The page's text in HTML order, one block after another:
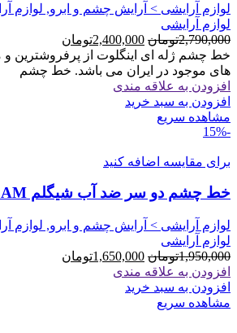
لوازم آرایشی > آرایش چشم و ابرو, لوازم
لوازم آرایشی
2,790,000تومان قیمت
اصلی
2,790,000تومان
بود.
2,400,000تومان
فعلی
خط چشم ژله ای اینگلوت از پرفروشترین
های موجود در ایران می باشد. خط چشم
افزودن به علاقه مندی
افزودن به سبد خرید
مشاهده سریع
-15%
برای مقایسه اضافه کنید
خط چشم دو سر ضد آب شیگلم SHEGLAM
لوازم آرایشی > آرایش چشم و ابرو, لوازم
لوازم آرایشی
1,950,000تومان قیمت
اصلی
1,650,000تومان
افزودن به علاقه مندی
افزودن به سبد خرید
مشاهده سریع